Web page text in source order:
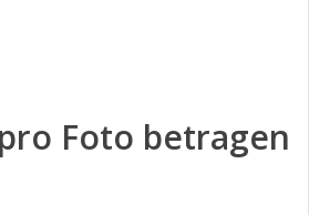
Foto betragen